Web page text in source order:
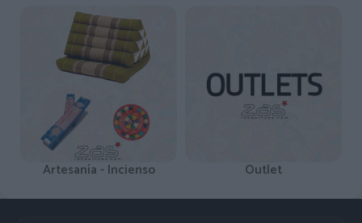
Artesanía - Incienso Outlet